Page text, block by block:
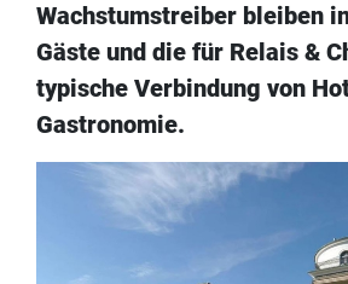
Wachstumstreiber bleiben
Gäste und die für Relais &
typische Verbindung von
Gastronomie.